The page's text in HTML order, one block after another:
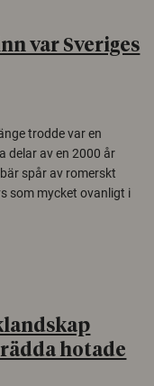
var Sveriges
trodde var en
delar av en 2000 år
spår av romerskt
som mycket ovanligt i
hotade